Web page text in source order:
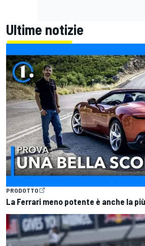
Ultime notizie
PRODOTTO
La Ferrari meno potente è anche la